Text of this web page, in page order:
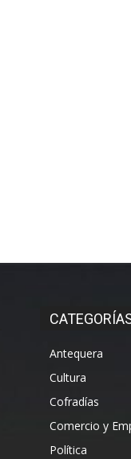
Antequera
Cultura
Cofradías
Comercio y
Política